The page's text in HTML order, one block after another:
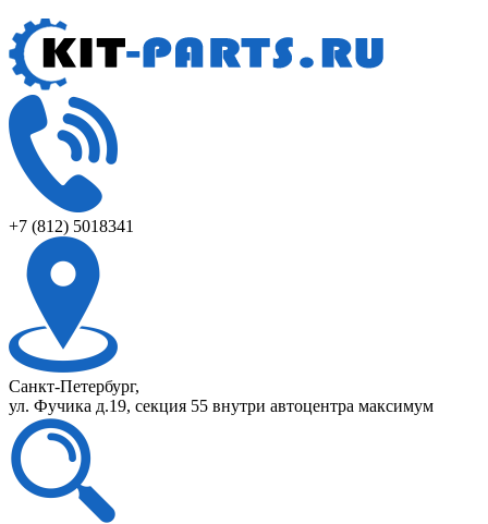
+7 (812) 5018341
Санкт-Петербург,
ул. Фучика д.19, секция 55 внутри автоцентра максимум